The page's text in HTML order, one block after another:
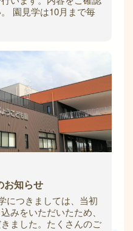
園見学は10月まで毎
知らせ
につきましては、当初
みをいただいたため、
ました。たくさんのご